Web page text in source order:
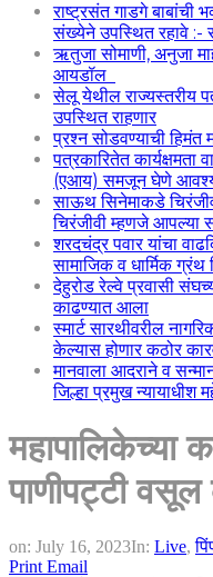
राष्ट्रसंत गाडगे बाबांची
संख्येने उपस्थित रहावे :-
ऋतुजा सोमाणी, अनुजा
आयडॉल
सेलू येथील राज्यस्तरीय
उपस्थित राहणार
प्रश्न सोडवण्याची हिमंत
पत्रकारितेत कार्यक्षमता
(एआय) समजून घेणे
साऊथ सिनेमाकडे
चिरंजीवी म्हणजे आपल्या
शरदचंद्र पवार यांचा
सामाजिक व धार्मिक ग्रंथ
देहुरोड रेल्वे प्रवासी
काढण्यात आला
स्मार्ट सारथीवरील
केल्यास होणार कठोर
मानवाला आदराने व
जिल्हा प्रमुख न्यायाधीश
पाणीपट्टी वसूल
on: July 16, 2023In: Live,
Print Email